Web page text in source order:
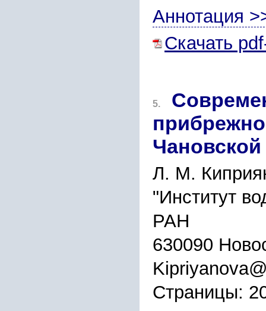
Аннотация
Скачать
5.
Л. М.
"Институт
РАН
630090
Страницы: